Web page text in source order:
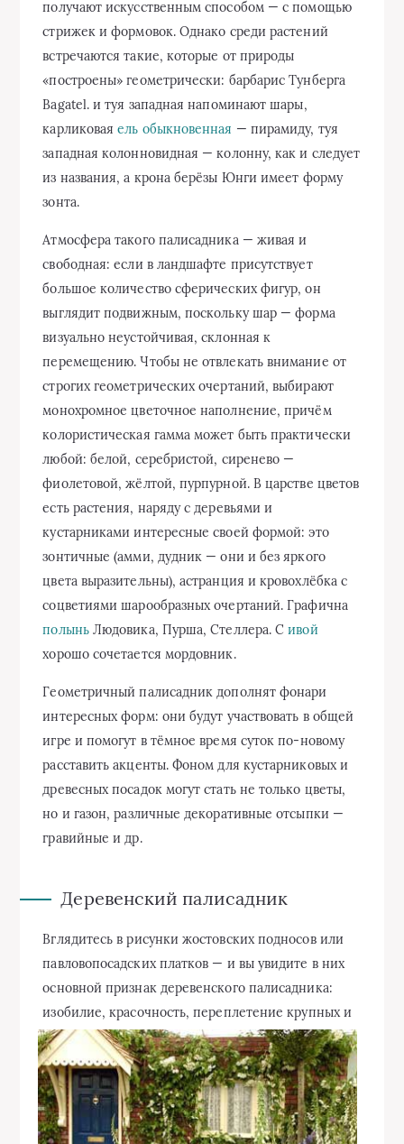
получают искусственным способом — с помощью
стрижек и формовок. Однако среди растений
встречаются такие, которые от природы
«построены» геометрически: барбарис Тунберга
Bagatel. и туя западная напоминают шары,
карликоваяель обыкновенная — пирамиду, туя
западная колонновидная — колонну, как и следует
из названия, а крона берёзы Юнги имеет форму
зонта.
Атмосфера такого палисадника — живая и
свободная: если в ландшафте присутствует
большое количество сферических фигур, он
выглядит подвижным, поскольку шар — форма
визуально неустойчивая, склонная к
перемещению. Чтобы не отвлекать внимание от
строгих геометрических очертаний, выбирают
монохромное цветочное наполнение, причём
колористическая гамма может быть практически
любой: белой, серебристой, сиренево —
фиолетовой, жёлтой, пурпурной. В царстве цветов
есть растения, наряду с деревьями и
кустарниками интересные своей формой: это
зонтичные (амми, дудник — они и без яркого
цвета выразительны), астранция и кровохлёбка с
соцветиями шарообразных очертаний. Графична
полыньЛюдовика, Пурша, Стеллера. Сивой
хорошо сочетается мордовник.
Геометричный палисадник дополнят фонари
интересных форм: они будут участвовать в общей
игре и помогут в тёмное время суток по-новому
расставить акценты. Фоном для кустарниковых и
древесных посадок могут стать не только цветы,
но и газон, различные декоративные отсыпки —
гравийные и др.
Деревенский палисадник
Вглядитесь в рисунки жостовских подносов или
павловопосадских платков — и вы увидите в них
основной признак деревенского палисадника:
изобилие, красочность, переплетениекрупных и